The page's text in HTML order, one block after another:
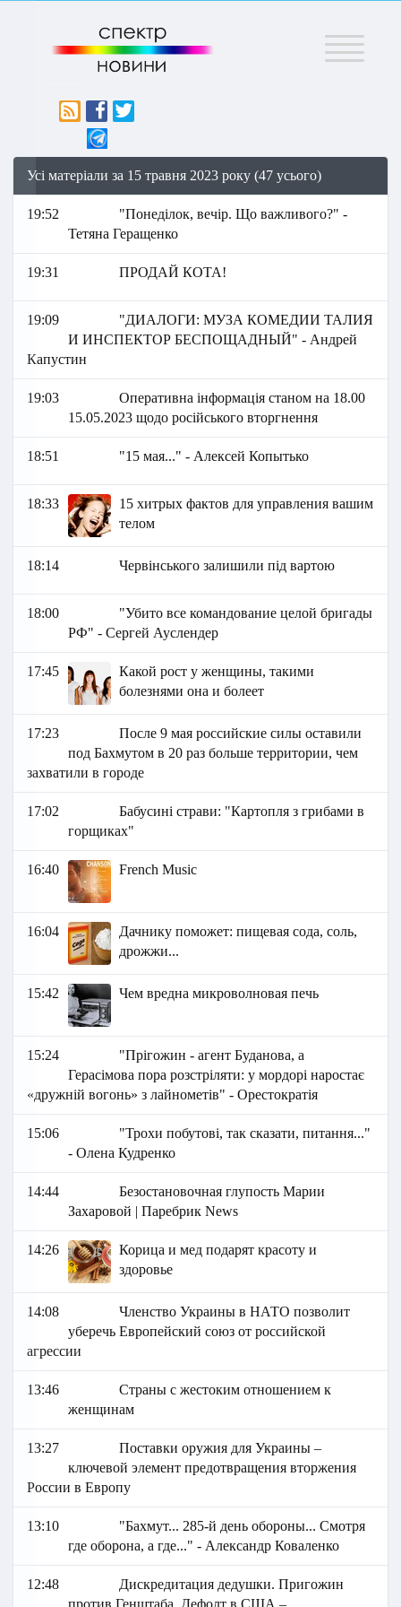
Меню
Усі матеріали за 15 травня 2023 року (47 усього)
19:52
"Понеділок, вечір. Що важливого?" -
Тетяна Геращенко
19:31 ПРОДАЙ КОТА!
19:09
"ДИАЛОГИ: МУЗА КОМЕДИИ ТАЛИЯ
И ИНСПЕКТОР БЕСПОЩАДНЫЙ" - Андрей
Капустин
19:03
Оперативна інформація станом на 18.00
15.05.2023 щодо російського вторгнення
18:51 "15 мая..." - Алексей Копытько
18:33
15 хитрых фактов для управления вашим
телом
18:14 Червінського залишили під вартою
18:00
"Убито все командование целой бригады
РФ" - Сергей Ауслендер
17:45
Какой рост у женщины, такими
болезнями она и болеет
17:23
После 9 мая российские силы оставили
под Бахмутом в 20 раз больше территории, чем
захватили в городе
17:02
Бабусині страви: "Картопля з грибами в
горщиках"
16:40 French Music
16:04
Дачнику поможет: пищевая сода, соль,
дрожжи...
15:42 Чем вредна микроволновая печь
15:24
"Прігожин - агент Буданова, а
Герасімова пора розстріляти: у мордорі наростає
«дружній вогонь» з лайнометів" - Орестократія
15:06
"Трохи побутові, так сказати, питання..."
- Олена Кудренко
14:44
Безостановочная глупость Марии
Захаровой | Паребрик News
14:26
Корица и мед подарят красоту и
здоровье
14:08
Членство Украины в НАТО позволит
уберечь Европейский союз от российской
агрессии
13:46
Страны с жестоким отношением к
женщинам
13:27
Поставки оружия для Украины –
ключевой элемент предотвращения вторжения
России в Европу
13:10
"Бахмут... 285-й день обороны... Смотря
где оборона, а где..." - Александр Коваленко
12:48
Дискредитация дедушки. Пригожин